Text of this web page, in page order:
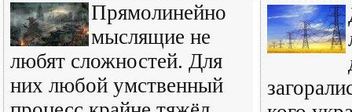
Прямолинейно
мыслящие не
любят сложностей. Для
них любой умственный